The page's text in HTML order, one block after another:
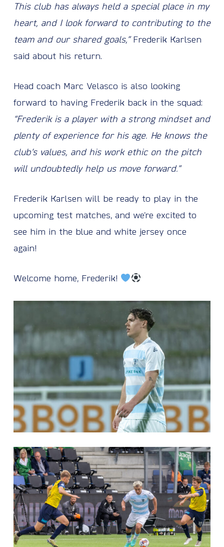
This club has always held a special place in my
heart, and I look forward to contributing to the
team and our shared goals,”Frederik Karlsen
said about his return.
Head coach Marc Velasco is also looking
forward to having Frederik back in the squad:
“Frederik is a player with a strong mindset and
plenty of experience for his age. He knows the
club’s values, and his work ethic on the pitch
will undoubtedly help us move forward.”
Frederik Karlsen will be ready to play in the
upcoming test matches, and we’re excited to
see him in the blue and white jersey once
again!
Welcome home, Frederik!